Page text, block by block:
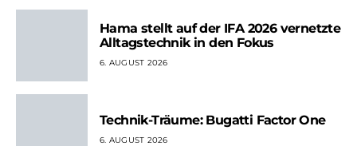
Hama stellt auf der IFA 2026 vernetzte
Alltagstechnik in den Fokus
6. AUGUST 2026
Technik-Träume: Bugatti Factor One
6. AUGUST 2026